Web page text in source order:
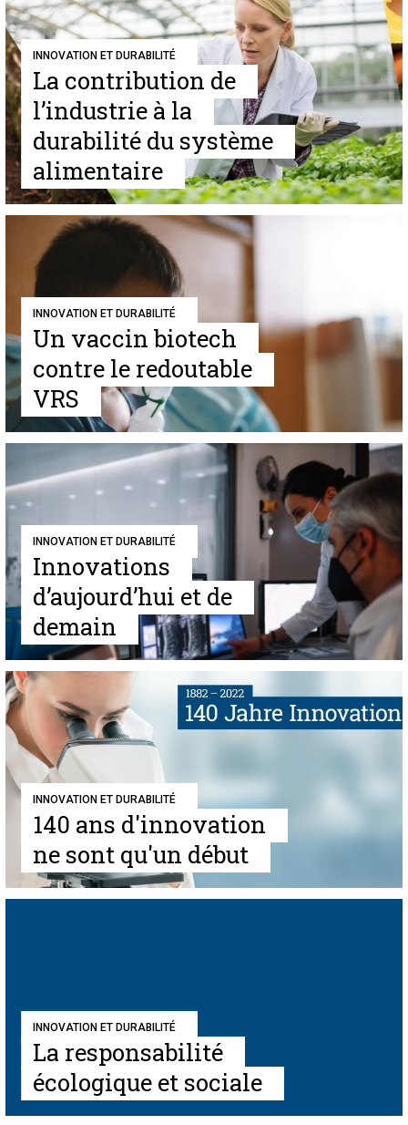
INNOVATION ET DURABILITÉ
La contribution de
l’industrie à la
durabilité du système
alimentaire
INNOVATION ET DURABILITÉ
Un vaccin biotech
contre le redoutable
VRS
INNOVATION ET DURABILITÉ
Innovations
d’aujourd’hui et de
demain
INNOVATION ET DURABILITÉ
140 ans d'innovation
ne sont qu'un début
INNOVATION ET DURABILITÉ
La responsabilité
écologique et sociale